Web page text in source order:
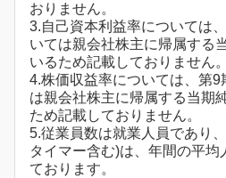
おりません。
3.自己資本利益率については
いては親会社株主に帰属する
いるため記載しておりません。
4.株価収益率については、第9
は親会社株主に帰属する当期
ため記載しておりません。
5.従業員数は就業人員であり
タイマー含む)は、年間の平均
ております。